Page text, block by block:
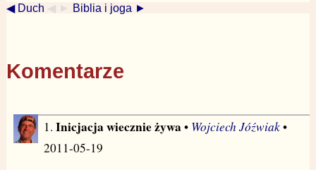
◀ Duch ◀ ► Biblia i joga ►
Komentarze
1. Inicjacja wiecznie żywa • Wojciech Jóźwiak•
2011-05-19